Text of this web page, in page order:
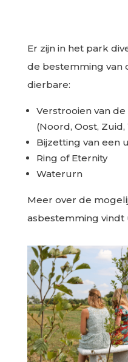
Er zijn in het park
de bestemming van
dierbare:
Verstrooien van
(Noord, Oost, Zuid,
Bijzetting van een
Ring of Eternity
Waterurn
Meer over de
asbestemming vindt